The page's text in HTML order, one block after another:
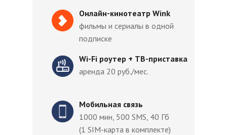
Мобильная связь
1000 мин, 500 SMS, 40 Гб
(1 SIM-карта в комплекте)
Онлайн-кинотеатр Wink
фильмы и сериалы в одной
подписке
Wi-Fi роутер + ТВ-приставка
аренда 20 руб./мес.